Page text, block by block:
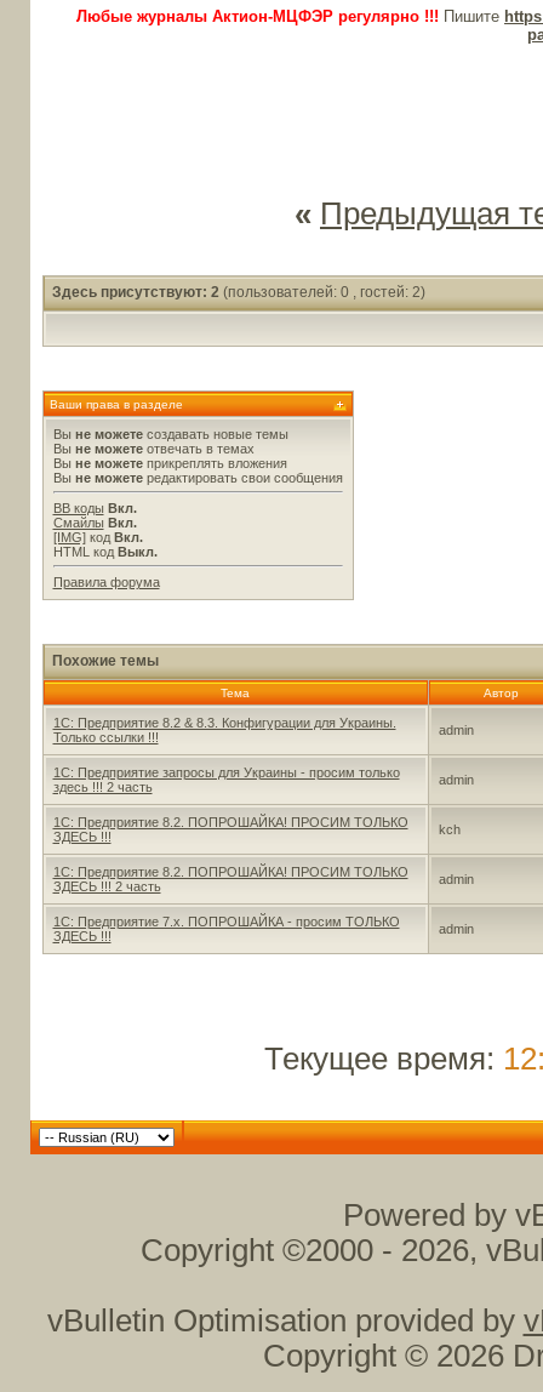
Любые журналы Актион-МЦФЭР регулярно !!! Пишите
« Предыдущая
Здесь присутствуют: 2 (пользователей: 0 , гостей: 2)
Ваши права в разделе
Вы не можетесоздавать новые темы
Вы не можетеотвечать в темах
Вы не можетеприкреплять вложения
Вы не можетередактировать свои сообщения
BB коды Вкл.
Смайлы Вкл.
[IMG]код Вкл.
HTML код Выкл.
Правила форума
Похожие темы
Тема Автор
1С: Предприятие 8.2 & 8.3. Конфигурации для Украины.
Только ссылки !!!
admin
1С: Предприятие запросы для Украины - просим только
здесь !!! 2 часть
admin
1С: Предприятие 8.2. ПОПРОШАЙКА! ПРОСИМ ТОЛЬКО
ЗДЕСЬ !!!
kch
1С: Предприятие 8.2. ПОПРОШАЙКА! ПРОСИМ ТОЛЬКО
ЗДЕСЬ !!! 2 часть
admin
1С: Предприятие 7.x. ПОПРОШАЙКА - просим ТОЛЬКО
ЗДЕСЬ !!!
admin
Текущее время:
Powered by
Copyright ©2000 - 2026,
vBulletin Optimisation provided by
Copyright © 2026